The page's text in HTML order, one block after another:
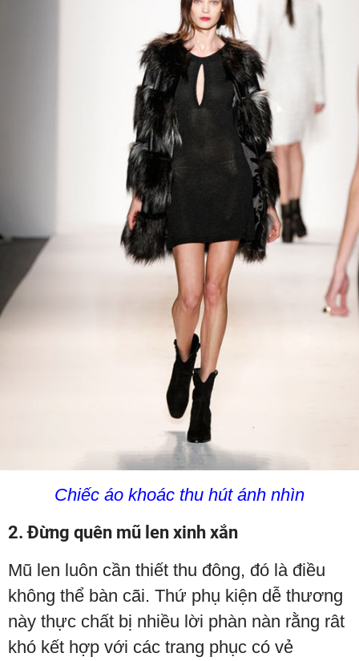
Chiếc áo khoác thu hút ánh nhìn
2. Đừng quên mũ len xinh xắn
Mũ len luôn cần thiết thu đông, đó là điều
không thể bàn cãi. Thứ phụ kiện dễ thương
này thực chất bị nhiều lời phàn nàn rằng rât
khó kết hợp với các trang phục có vẻ